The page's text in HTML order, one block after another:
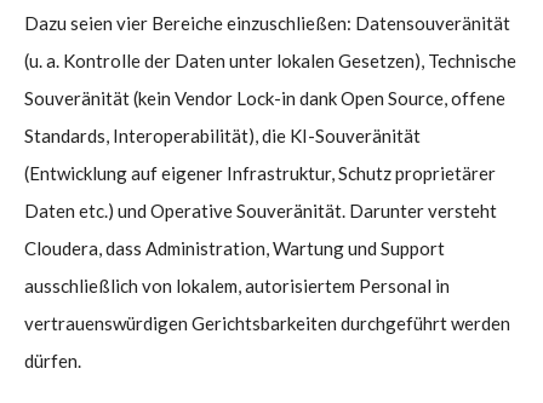
Dazu seien vier Bereiche einzuschließen: Datensouveränität
(u. a. Kontrolle der Daten unter lokalen Gesetzen), Technische
Souveränität (kein Vendor Lock-in dank Open Source, offene
Standards, Interoperabilität), die KI-Souveränität
(Entwicklung auf eigener Infrastruktur, Schutz proprietärer
Daten etc.) und Operative Souveränität. Darunter versteht
Cloudera, dass Administration, Wartung und Support
ausschließlich von lokalem, autorisiertem Personal in
vertrauenswürdigen Gerichtsbarkeiten durchgeführt werden
dürfen.